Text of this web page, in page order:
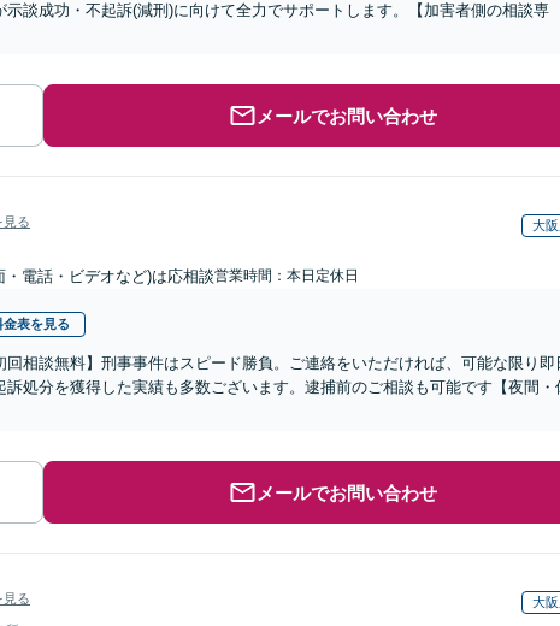
示談成功・不起訴(減刑)に向けて全力でサポートします。【加害者側の相談専
メールでお問い合わせ
見る 大
・電話・ビデオなど)は応相談営業時間：本日定休日
金表を見る
回相談無料】刑事事件はスピード勝負。ご連絡をいただければ、可能な限り即
処分を獲得した実績も多数ございます。逮捕前のご相談も可能です【夜間・
メールでお問い合わせ
見る 大